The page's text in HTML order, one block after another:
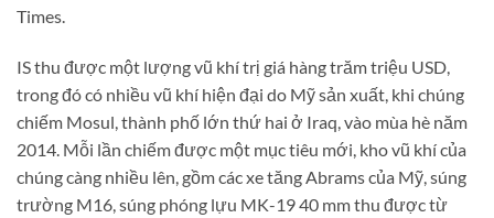
Times.
IS thu được một lượng vũ khí trị giá hàng trăm triệu USD,
trong đó có nhiều vũ khí hiện đại do Mỹ sản xuất, khi chúng
chiếm Mosul, thành phố lớn thứ hai ở Iraq, vào mùa hè năm
2014. Mỗi lần chiếm được một mục tiêu mới, kho vũ khí của
chúng càng nhiều lên, gồm các xe tăng Abrams của Mỹ, súng
trường M16, súng phóng lựu MK-19 40 mm thu được từ